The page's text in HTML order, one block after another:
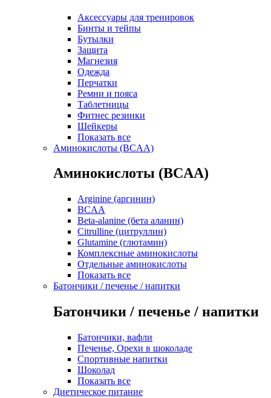
Аксессуары для тренировок
Бинты и тейпы
Бутылки
Защита
Магнезия
Одежда
Перчатки
Ремни и пояса
Таблетницы
Фитнес резинки
Шейкеры
Показать все
Аминокислоты (BCAA)
Аминокислоты (BCAA)
Arginine (аргинин)
BCAA
Beta-alanine (бета аланин)
Citrulline (цитруллин)
Glutamine (глютамин)
Комплексные аминокислоты
Отдельные аминокислоты
Показать все
Батончики / печенье / напитки
Батончики / печенье / напитки
Батончики, вафли
Печенье, Орехи в шоколаде
Спортивные напитки
Шоколад
Показать все
Диетическое питание